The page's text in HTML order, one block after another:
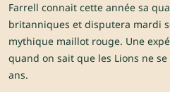
Farrell connait cette année sa
britanniques et disputera mardi
mythique maillot rouge. Une
quand on sait que les Lions ne
ans.